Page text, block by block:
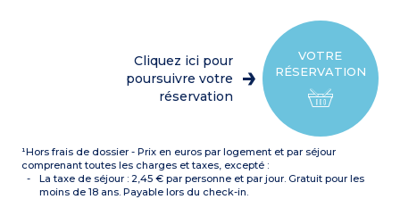
accessible par ascenseur
jusqu'au 2e étage, puis
par les escaliers.
Appartement Vue Mer
1 chambre avec 1 lit double
(160 cm) avec douche et
1 chambre avec 2 lits
Climatisation
Au 1er et 2e étage (côté
Ouest/Mer)
VOTRE
RÉSERVATION
Cliquez ici pour
poursuivre votre
réservation
¹Hors frais de dossier - Prix en euros par logement et par séjour
comprenant toutes les charges et taxes, excepté :
La taxe de séjour : 2,45 € par personne et par jour. Gratuit pour les
moins de 18 ans. Payable lors du check-in.